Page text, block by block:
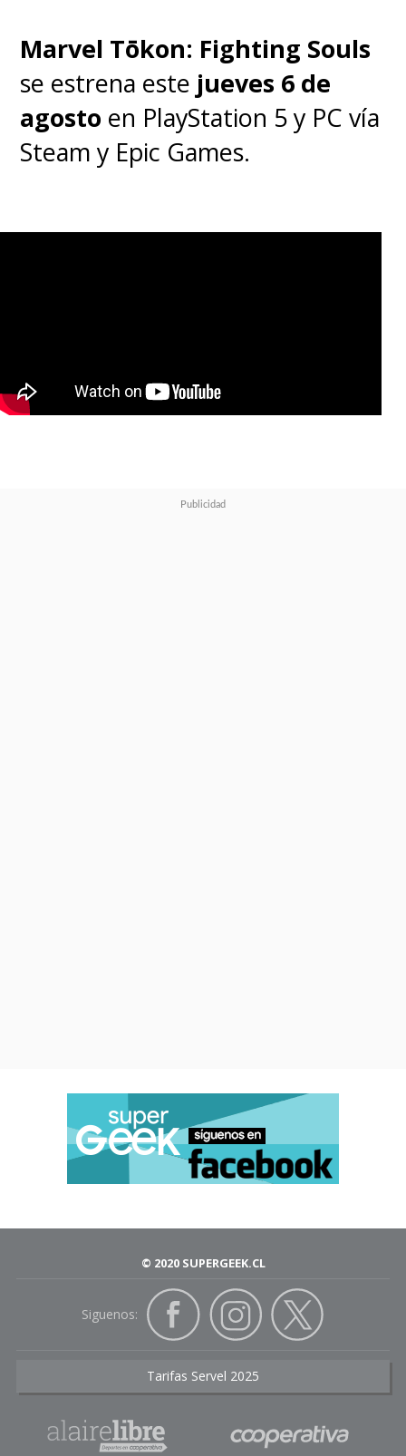
Marvel Tōkon: Fighting Souls
se estrena este jueves 6 de
agosto en PlayStation 5 y PC vía
Steam y Epic Games.
© 2020 SUPERGEEK.CL
Siguenos:
Tarifas Servel 2025